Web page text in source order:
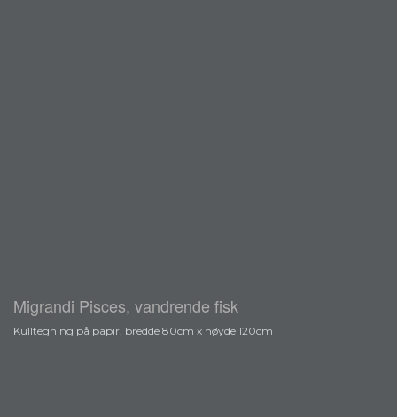
Migrandi Pisces, vandrende fisk
Kulltegning på papir, bredde 80cm x høyde 120cm